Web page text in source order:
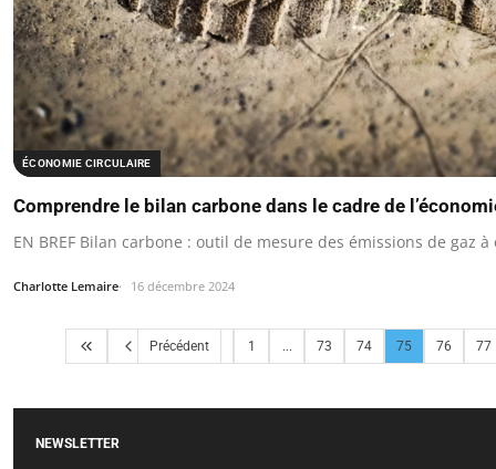
ÉCONOMIE CIRCULAIRE
Comprendre le bilan carbone dans le cadre de
EN BREF Bilan carbone : outil de mesure des émissions de gaz
Charlotte Lemaire 16 décembre 2024
Précédent 1 ... 73 74 75 76 77
NEWSLETTER